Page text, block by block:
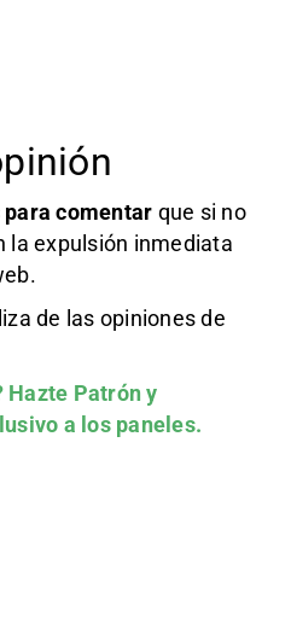
para comentar que si no
la expulsión inmediata
de las opiniones de
Hazte Patróny
a los paneles.